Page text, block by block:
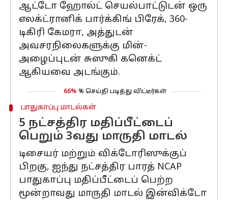
ஆட்டோ ஹோல்ட் செயல்பாட்டுடன் ஒரு
எலக்ட்ரானிக் பார்க்கிங் பிரேக், 360-
டிகிரி கேமரா, அத்துடன்
அவசரநிலைகளுக்கு மின்-
அழைப்புடன் சுஸுகி கனெக்ட்
ஆகியவை அடங்கும்.
66% % செய்தி படித்து விட்டீர்கள்
பாதுகாப்பு மாடல்கள்
5 நட்சத்திர மதிப்பீட்டைப்
பெறும் 3வது மாருதி மாடல்
டிசையர் மற்றும் விக்டோரிஸுக்குப்
பிறகு, ஐந்து நட்சத்திர பாரத் NCAP
பாதுகாப்பு மதிப்பீட்டைப் பெற்ற
மூன்றாவது மாருதி மாடல் இன்விக்டோ